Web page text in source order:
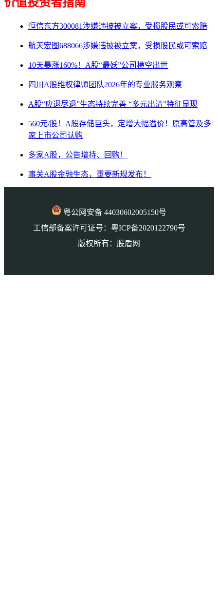
价值投资者指南
恒信东方300081涉嫌违披被立案，受损股民或可索赔
航天宏图688066涉嫌违披被立案，受损股民或可索赔
10天暴涨160%！A股“最妖”公司横空出世
四川A股维权律师团队2026年的专业服务观察
A股“应退尽退”生态持续完善 “多元出清”特征显现
560元/股！A股存储巨头，定增大幅溢价！原高管及多
家上市公司认购
多家A股，公告增持、回购！
事关A股金融生态，重要新规发布！
粤公网安备 44030602005150号
工信部备案许可证号：粤ICP备2020122790号
版权所有：股盾网